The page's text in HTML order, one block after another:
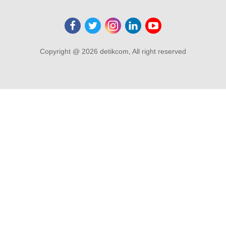
Copyright @ 2026 detikcom, All right reserved